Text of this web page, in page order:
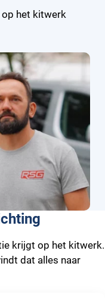
op het kitwerk
krijgt op het kitwerk.
dat alles naar